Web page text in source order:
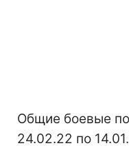
Общие боевые
24.02.22 по